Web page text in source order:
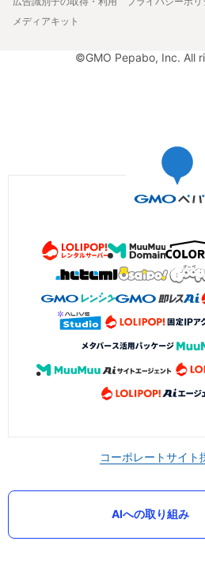
メディアキット
©GMO Pepabo, Inc. All
コーポレートサイト
AIへの取り組み